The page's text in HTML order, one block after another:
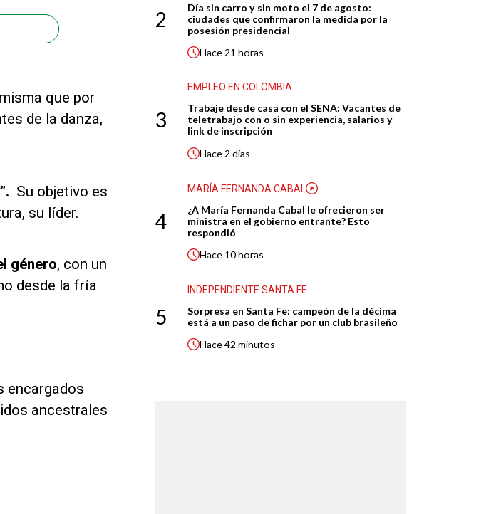
que por
de la danza,
Su objetivo es
su líder.
género, con un
desde la fría
encargados
ancestrales
2
Día sin carro y sin moto el 7 de agosto:
ciudades que confirmaron la medida por la
posesión presidencial
Hace21 horas
3
EMPLEO EN COLOMBIA
Trabaje desde casa con el SENA: Vacantes de
teletrabajo con o sin experiencia, salarios y
link de inscripción
Hace2 días
4
MARÍA FERNANDA CABAL
¿A María Fernanda Cabal le ofrecieron ser
ministra en el gobierno entrante? Esto
respondió
Hace 10 horas
5
INDEPENDIENTE SANTA FE
Sorpresa en Santa Fe: campeón de la décima
está a un paso de fichar por un club brasileño
Hace42 minutos